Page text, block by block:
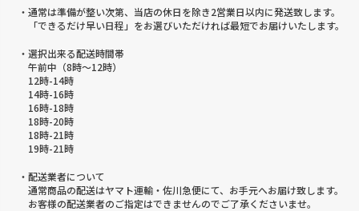
・通常は準備が整い次第、当店の休日を除き2営業日以内に発送致します。
「できるだけ早い日程」をお選びいただければ最短でお届けいたします。
・選択出来る配送時間帯
午前中（8時～12時）
12時-14時
14時-16時
16時-18時
18時-20時
18時-21時
19時-21時
・配送業者について
通常商品の配送はヤマト運輸・佐川急便にて、お手元へお届け致します。
お客様の配送業者のご指定はできませんのでご了承くださいませ。